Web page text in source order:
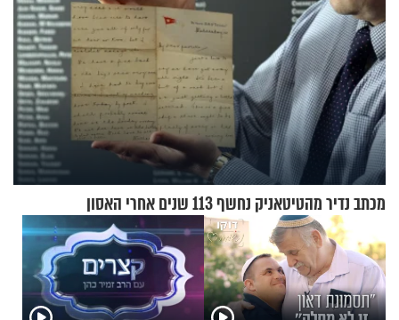
מכתב נדיר מהטיטאניק נחשף 113 שנים אחרי האסון